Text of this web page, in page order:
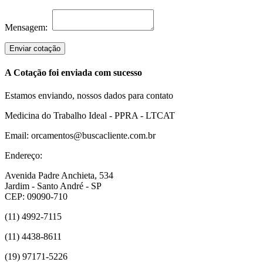
Mensagem:
Enviar cotação
A Cotação foi enviada com sucesso
Estamos enviando, nossos dados para contato
Medicina do Trabalho Ideal - PPRA - LTCAT
Email: orcamentos@buscacliente.com.br
Endereço:
Avenida Padre Anchieta, 534
Jardim - Santo André - SP
CEP: 09090-710
(11) 4992-7115
(11) 4438-8611
(19) 97171-5226